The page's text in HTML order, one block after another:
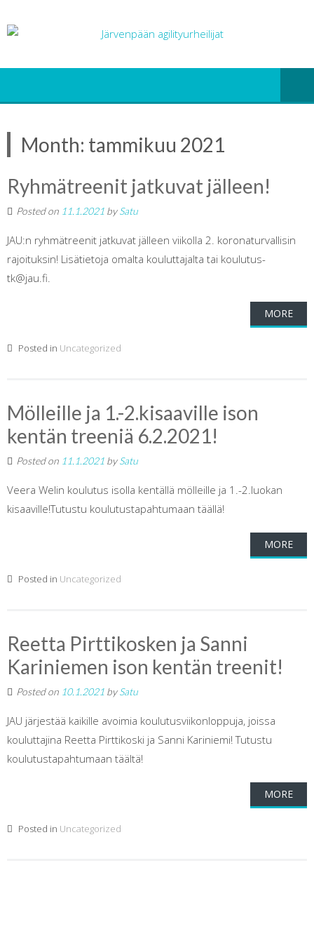
Month: tammikuu 2021
Ryhmätreenit jatkuvat jälleen!
Posted on 11.1.2021 bySatu
JAU:n ryhmätreenit jatkuvat jälleen viikolla 2. koronaturvallisin
rajoituksin! Lisätietoja omalta kouluttajalta tai koulutus-
tk@jau.fi.
MORE
Posted in Uncategorized
Mölleille ja 1.-2.kisaaville ison
kentän treeniä 6.2.2021!
Posted on 11.1.2021 bySatu
Veera Welin koulutus isolla kentällä mölleille ja 1.-2.luokan
kisaaville!Tutustu koulutustapahtumaan täällä!
MORE
Posted in Uncategorized
Reetta Pirttikosken ja Sanni
Kariniemen ison kentän treenit!
Posted on 10.1.2021 bySatu
JAU järjestää kaikille avoimia koulutusviikonloppuja, joissa
kouluttajina Reetta Pirttikoski ja Sanni Kariniemi! Tutustu
koulutustapahtumaan täältä!
MORE
Posted in Uncategorized